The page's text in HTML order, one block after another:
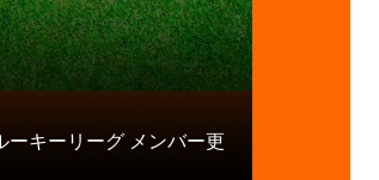
キーリーグ メンバー更